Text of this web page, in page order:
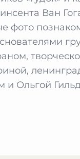
Ван
фото
Ольгой